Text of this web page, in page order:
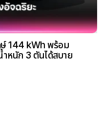
144 kWh พร้อม
ำหนัก 3 ตันได้สบาย